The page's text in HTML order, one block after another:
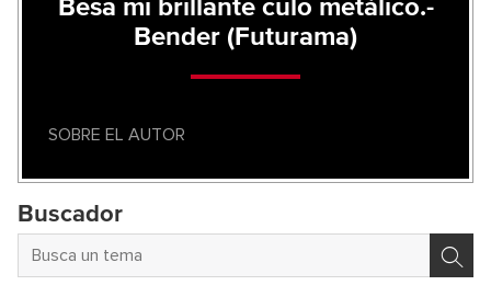
Besa mi brillante culo metálico.-
Bender (Futurama)
SOBRE EL AUTOR
Buscador